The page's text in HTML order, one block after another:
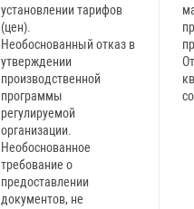
установлении тарифов
(цен).
Необоснованный отказ в
утверждении
производственной
программы
регулируемой
организации.
Необоснованное
требование о
предоставлении
документов, не